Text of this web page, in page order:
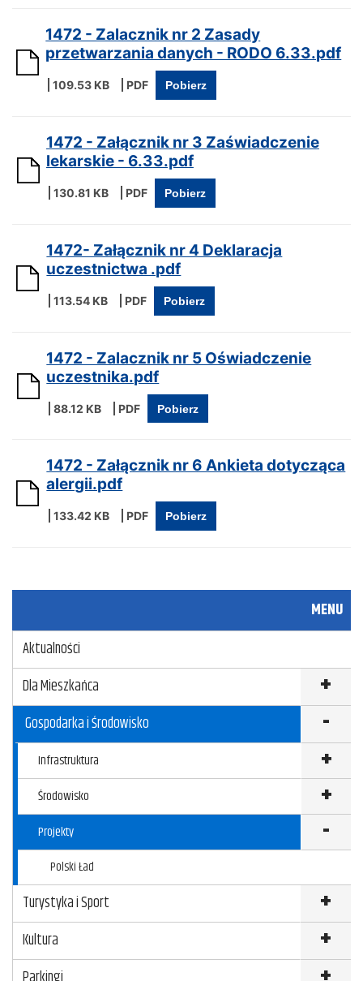
1472 - Zalacznik nr 2 Zasady
przetwarzania danych - RODO 6.33.pdf
109.53 KB Pobierz
1472 - Załącznik nr 3 Zaświadczenie
lekarskie - 6.33.pdf
130.81 KB Pobierz
1472- Załącznik nr 4 Deklaracja
uczestnictwa .pdf
113.54 KB Pobierz
1472 - Zalacznik nr 5 Oświadczenie
uczestnika.pdf
88.12 KB Pobierz
1472 - Załącznik nr 6 Ankieta dotycząca
alergii.pdf
133.42 KB Pobierz
MENU
Aktualności
Dla Mieszkańca
Gospodarka i Środowisko
Infrastruktura
Środowisko
Projekty
Polski Ład
Turystyka i Sport
Kultura